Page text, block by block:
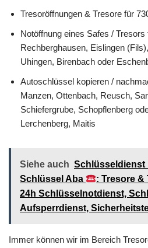
Tresoröffnungen & Tresore für
Notöffnung eines Safes / Tresors
Rechberghausen, Eislingen
Uhingen, Birenbach oder
Autoschlüssel kopieren /
Manzen, Ottenbach, Reusch,
Schiefergrube, Schopflenberg
Lerchenberg, Maitis
Siehe auch Schlüsseldienst
Schlüssel Aba
: Tresore
24h Schlüsselnotdienst,
Aufsperrdienst,
Immer können wir im Bereich